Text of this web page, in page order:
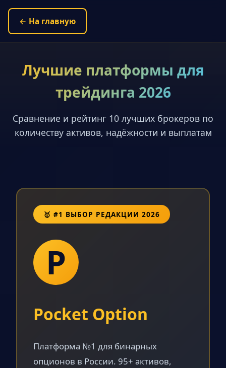
← На главную
Лучшие платформы для
трейдинга 2026
Сравнение и рейтинг 10 лучших брокеров по
количеству активов, надёжности и выплатам
🥇 #1 ВЫБОР РЕДАКЦИИ 2026
P
Pocket Option
Платформа №1 для бинарных
опционов в России. 95+ активов,